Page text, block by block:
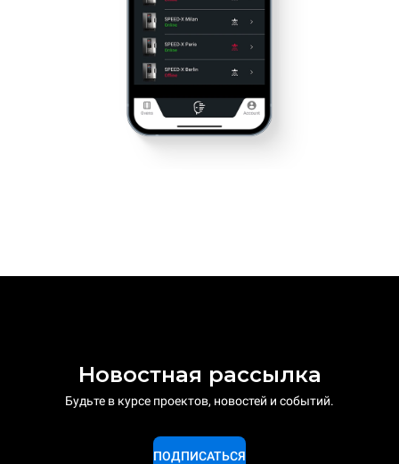
Новостная рассылка
Будьте в курсе проектов, новостей и событий.
ПОДПИСАТЬСЯ